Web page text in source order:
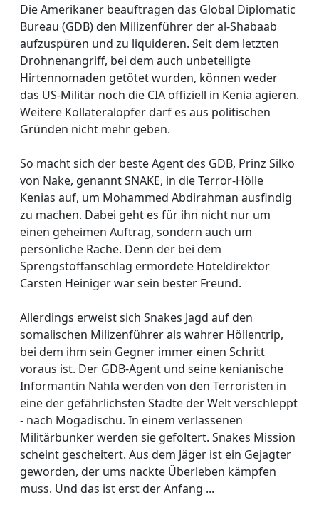
Die Amerikaner beauftragen das Global Diplomatic
Bureau (GDB) den Milizenführer der al-Shabaab
aufzuspüren und zu liquideren. Seit dem letzten
Drohnenangriff, bei dem auch unbeteiligte
Hirtennomaden getötet wurden, können weder
das US-Militär noch die CIA offiziell in Kenia agieren.
Weitere Kollateralopfer darf es aus politischen
Gründen nicht mehr geben.
So macht sich der beste Agent des GDB, Prinz Silko
von Nake, genannt SNAKE, in die Terror-Hölle
Kenias auf, um Mohammed Abdirahman ausfindig
zu machen. Dabei geht es für ihn nicht nur um
einen geheimen Auftrag, sondern auch um
persönliche Rache. Denn der bei dem
Sprengstoffanschlag ermordete Hoteldirektor
Carsten Heiniger war sein bester Freund.
Allerdings erweist sich Snakes Jagd auf den
somalischen Milizenführer als wahrer Höllentrip,
bei dem ihm sein Gegner immer einen Schritt
voraus ist. Der GDB-Agent und seine kenianische
Informantin Nahla werden von den Terroristen in
eine der gefährlichsten Städte der Welt verschleppt
- nach Mogadischu. In einem verlassenen
Militärbunker werden sie gefoltert. Snakes Mission
scheint gescheitert. Aus dem Jäger ist ein Gejagter
geworden, der ums nackte Überleben kämpfen
muss. Und das ist erst der Anfang ...